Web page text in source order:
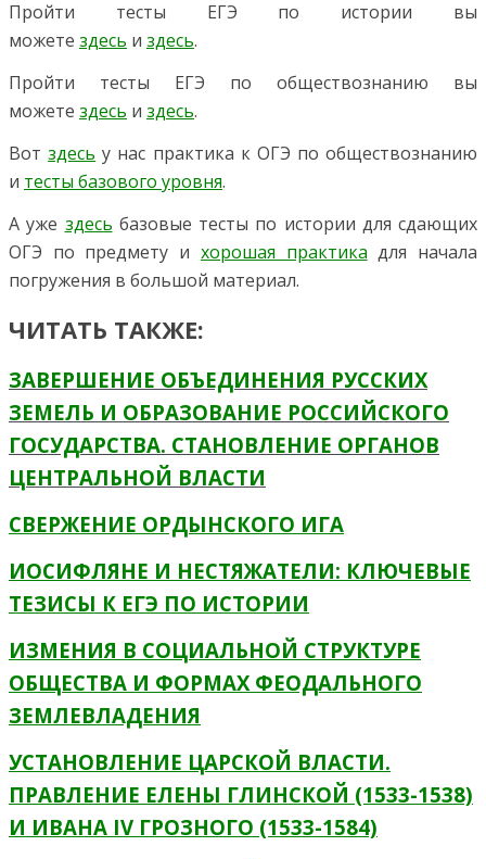
Пройти тесты ЕГЭ по истории вы
можете здесь и здесь.
Пройти тесты ЕГЭ по обществознанию вы
можете здесь и здесь.
Вотздесь у нас практика к ОГЭ по обществознанию
и тесты базового уровня.
А уже здесь базовые тесты по истории для сдающих
ОГЭ по предмету и хорошая практика для начала
погружения в большой материал.
ЧИТАТЬ ТАКЖЕ:
ЗАВЕРШЕНИЕ ОБЪЕДИНЕНИЯ РУССКИХ
ЗЕМЕЛЬ И ОБРАЗОВАНИЕ РОССИЙСКОГО
ГОСУДАРСТВА. СТАНОВЛЕНИЕ ОРГАНОВ
ЦЕНТРАЛЬНОЙ ВЛАСТИ
СВЕРЖЕНИЕ ОРДЫНСКОГО ИГА
ИОСИФЛЯНЕ И НЕСТЯЖАТЕЛИ: КЛЮЧЕВЫЕ
ТЕЗИСЫ К ЕГЭ ПО ИСТОРИИ
ИЗМЕНИЯ В СОЦИАЛЬНОЙ СТРУКТУРЕ
ОБЩЕСТВА И ФОРМАХ ФЕОДАЛЬНОГО
ЗЕМЛЕВЛАДЕНИЯ
УСТАНОВЛЕНИЕ ЦАРСКОЙ ВЛАСТИ.
ПРАВЛЕНИЕ ЕЛЕНЫ ГЛИНСКОЙ (1533-1538)
И ИВАНА IV ГРОЗНОГО (1533-1584)